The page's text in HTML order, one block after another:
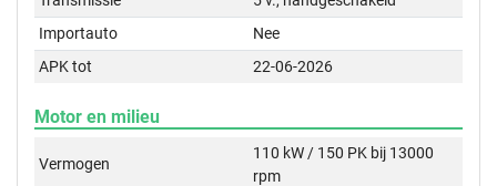
Importauto
Nee
APK tot
22-06-2026
Motor en milieu
Vermogen
110 kW / 150 PK bij 13000
rpm